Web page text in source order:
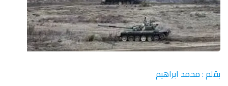
بقلم : محمد ابراهيم